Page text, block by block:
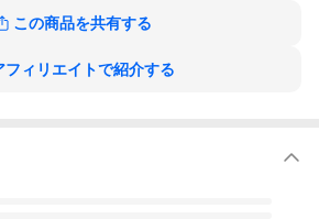
ンゴのようなトロピカルな香りが合わさ
ガス感と酸味が舌を刺激し、フレッシュ
与えます。
も後半苦みを感じることが多々あります
この商品を共有する
フィリエイトで紹介する